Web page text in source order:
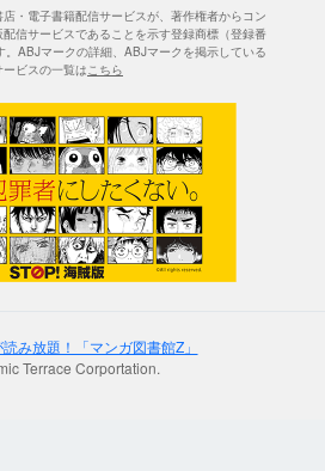
・電子書籍配信サービスが、著作権者からコン
信サービスであることを示す登録商標（登録番
。ABJマークの詳細、ABJマークを掲示している
ービスの一覧はこちら
み放題！「マンガ図書館Z」
Terrace Corportation.